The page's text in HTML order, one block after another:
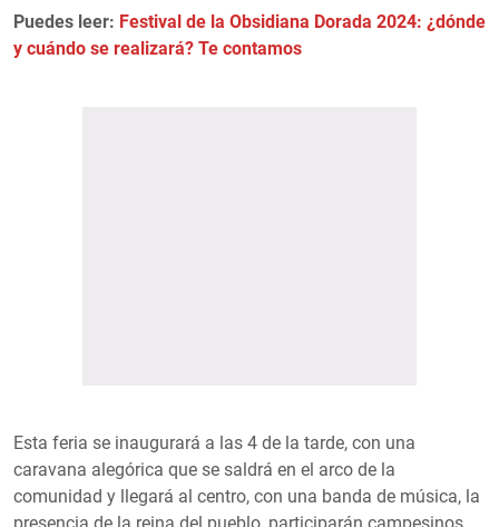
Puedes leer: Festival de la Obsidiana Dorada 2024: ¿dónde
y cuándo se realizará? Te contamos
Esta feria se inaugurará a las 4 de la tarde, con una
caravana alegórica que se saldrá en el arco de la
comunidad y llegará al centro, con una banda de música, la